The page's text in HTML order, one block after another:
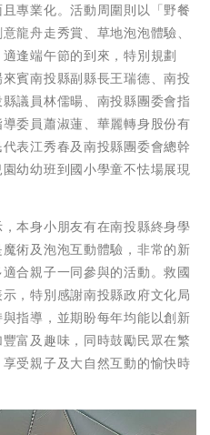
專業化。活動周圍則以「野餐
龍舟走秀賞、草地泡泡體驗、
逢端午節的到來，特別規劃
賓南投縣副縣長王瑞德、南投
議員林儒暘、南投縣團委會指
委員蕭淑蓮、華麗轉身股份有
表江秀春及南投縣團委會總幹
幼幼班到國小學童不怯場展現
本身小朋友有在南投縣終身學
術及泡泡互動體驗，非常的新
合親子一同參與的活動。救國
，特別感謝南投縣政府文化局
指導，並期盼每年均能以創新
富及趣味，同時鼓勵民眾在繁
受親子及大自然互動的愉快時